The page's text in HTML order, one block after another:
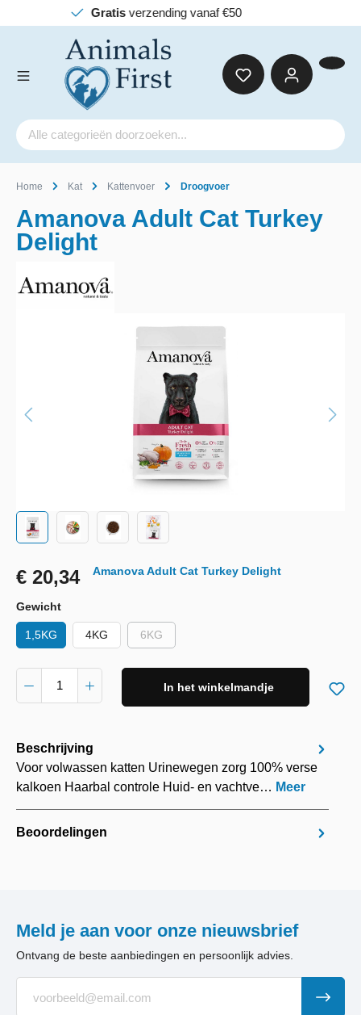
vanaf €50
Home Kat Kattenvoer Droogvoer
Amanova Adult Cat Turkey
Delight
€ 20,34 Amanova Adult Cat Turkey Delight
Gewicht
1,5KG 4KG 6KG
In het winkelmandje
Beschrijving
Voor volwassen katten Urinewegen zorg 100% verse
kalkoen Haarbal controle Huid- en vachtve… Meer
Beoordelingen
Meld je aan voor onze nieuwsbrief
Ontvang de beste aanbiedingen en persoonlijk advies.